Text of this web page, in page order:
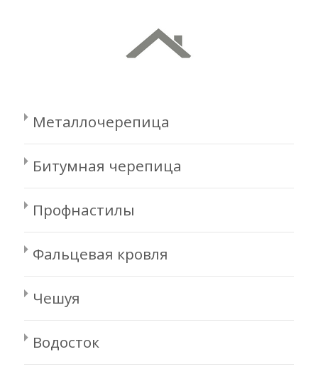
Металлочерепица
Битумная черепица
Профнастилы
Фальцевая кровля
Чешуя
Водосток